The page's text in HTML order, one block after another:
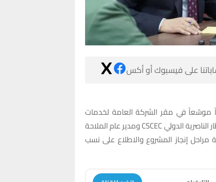
على فيسبوك أو أكس
موسّعاً في مقر الشركة العامة لخدمات
الملاحة الجوية، بحضور مدير الشركة الصينية المنفذة لمشروع مطار الناصرية الدولي CSCEC ومدير عام الملاحة
مراحل إنجاز المشروع والاطلاع على نسب